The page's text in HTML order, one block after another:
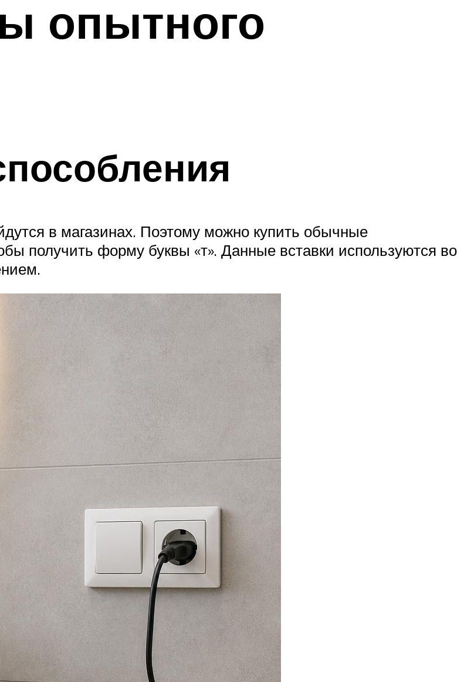
опытного
в магазинах. Поэтому можно купить обычные
получить форму буквы «т». Данные вставки используются во